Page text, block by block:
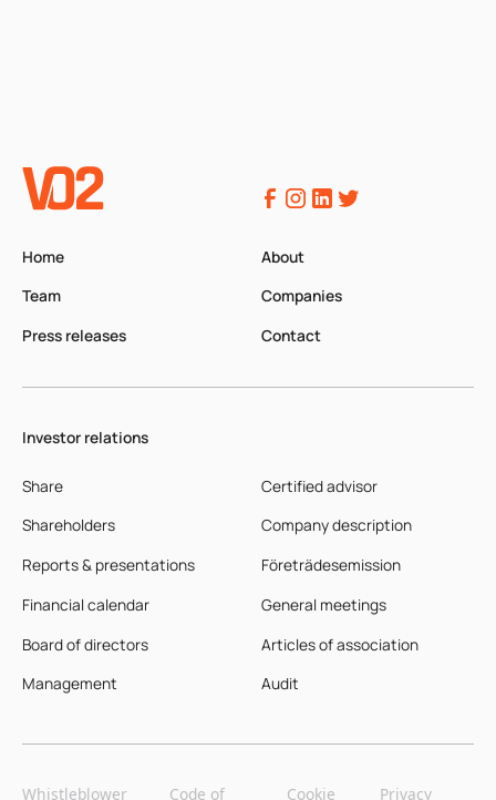
Home
About
Team
Companies
Press releases
Contact
Investor relations
Share
Board of directors
Certified advisor
Shareholders
Management
Company description
Reports & presentations
Articles of association
Företrädesemission
Financial calendar
Audit
General meetings
Whistleblower Code of Cookie Privacy